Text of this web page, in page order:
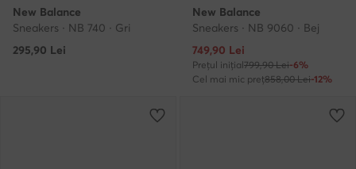
New Balance
Sneakers · NB 740 · Gri
295,90 Lei
New Balance
Sneakers · NB 9060 · Bej
Prețul actual
749,90 Lei
Prețul inițial799,90 Lei-6%
Cel mai mic preț858,00 Lei-12%